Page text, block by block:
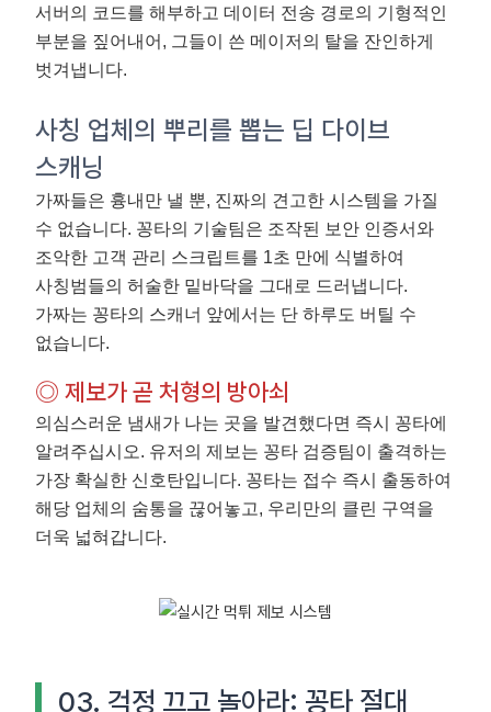
서버의 코드를 해부하고 데이터 전송 경로의 기형적인
부분을 짚어내어, 그들이 쓴 메이저의 탈을 잔인하게
벗겨냅니다.
사칭 업체의 뿌리를 뽑는 딥 다이브
스캐닝
가짜들은 흉내만 낼 뿐, 진짜의 견고한 시스템을 가질
수 없습니다. 꽁타의 기술팀은 조작된 보안 인증서와
조악한 고객 관리 스크립트를 1초 만에 식별하여
사칭범들의 허술한 밑바닥을 그대로 드러냅니다.
가짜는 꽁타의 스캐너 앞에서는 단 하루도 버틸 수
없습니다.
◎ 제보가 곧 처형의 방아쇠
의심스러운 냄새가 나는 곳을 발견했다면 즉시 꽁타에
알려주십시오. 유저의 제보는 꽁타 검증팀이 출격하는
가장 확실한 신호탄입니다. 꽁타는 접수 즉시 출동하여
해당 업체의 숨통을 끊어놓고, 우리만의 클린 구역을
더욱 넓혀갑니다.
03. 걱정 끄고 놀아라: 꽁타 절대